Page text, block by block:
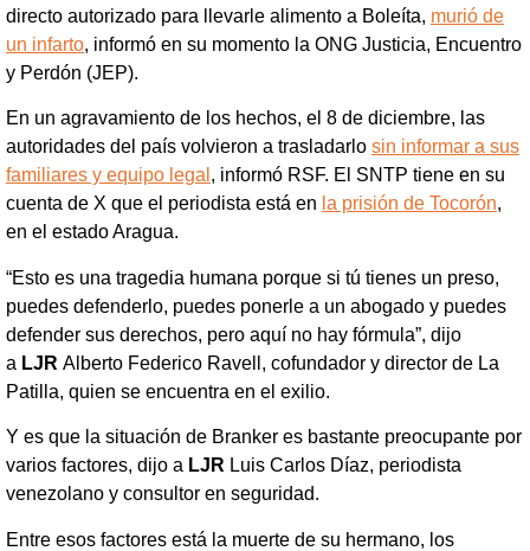
directo autorizado para llevarle alimento a Boleíta, murió de
un infarto, informó en su momento la ONG Justicia, Encuentro
y Perdón (JEP).
En un agravamiento de los hechos, el 8 de diciembre, las
autoridades del país volvieron a trasladarlo sin informar a sus
familiares y equipo legal , informó RSF. El SNTP tiene en su
cuenta de X que el periodista está en la prisión de Tocorón,
en el estado Aragua.
“Esto es una tragedia humana porque si tú tienes un preso,
puedes defenderlo, puedes ponerle a un abogado y puedes
defender sus derechos, pero aquí no hay fórmula”, dijo
a LJR Alberto Federico Ravell, cofundador y director de La
Patilla, quien se encuentra en el exilio.
Y es que la situación de Branker es bastante preocupante por
varios factores, dijo a LJR Luis Carlos Díaz, periodista
venezolano y consultor en seguridad.
Entre esos factores está la muerte de su hermano, los